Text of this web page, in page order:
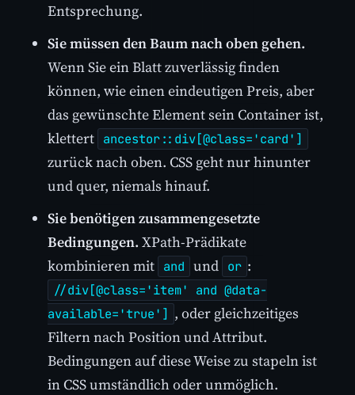
Entsprechung.
Sie müssen den Baum nach oben gehen.
Wenn Sie ein Blatt zuverlässig finden
können, wie einen eindeutigen Preis, aber
das gewünschte Element sein Container ist,
klettert ancestor::div[@class='card']
zurück nach oben. CSS geht nur hinunter
und quer, niemals hinauf.
Sie benötigen zusammengesetzte
Bedingungen. XPath-Prädikate
kombinieren mit and und or :
//div[@class='item' and @data-
available='true'] , oder gleichzeitiges
Filtern nach Position und Attribut.
Bedingungen auf diese Weise zu stapeln ist
in CSS umständlich oder unmöglich.